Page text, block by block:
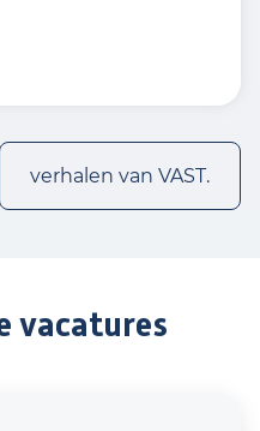
verhalen van VAST.
vacatures